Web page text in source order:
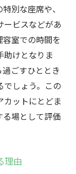
別な座席や、
ービスなどがあ
室での時間を
助けとなりま
ごすひととき
でしょう。この
カットにとどま
る場として評価
理由